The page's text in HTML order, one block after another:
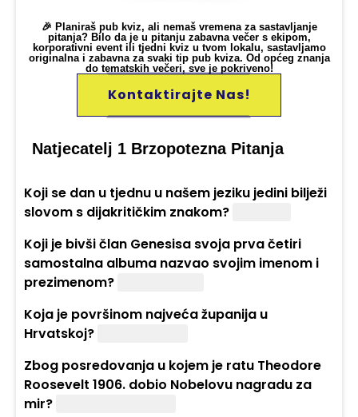
🎉 Planiraš pub kviz, ali nemaš vremena za sastavljanje
pitanja? Bilo da je u pitanju zabavna večer s ekipom,
korporativni event ili tjedni kviz u tvom lokalu, sastavljamo
originalna i zabavna za svaki tip pub kviza. Od općeg znanja
do tematskih večeri, sve je pokriveno!
Kontaktirajte Nas!
Natjecatelj 1 Brzopotezna Pitanja
Koji se dan u tjednu u našem jeziku jedini bilježi
slovom s dijakritičkim znakom?
Koji je bivši član Genesisa svoja prva četiri
samostalna albuma nazvao svojim imenom i
prezimenom?
Koja je površinom najveća županija u
Hrvatskoj?
Zbog posredovanja u kojem je ratu Theodore
Roosevelt 1906. dobio Nobelovu nagradu za
mir?